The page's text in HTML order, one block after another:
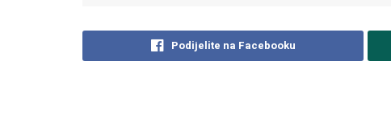
Podijelite na Facebooku